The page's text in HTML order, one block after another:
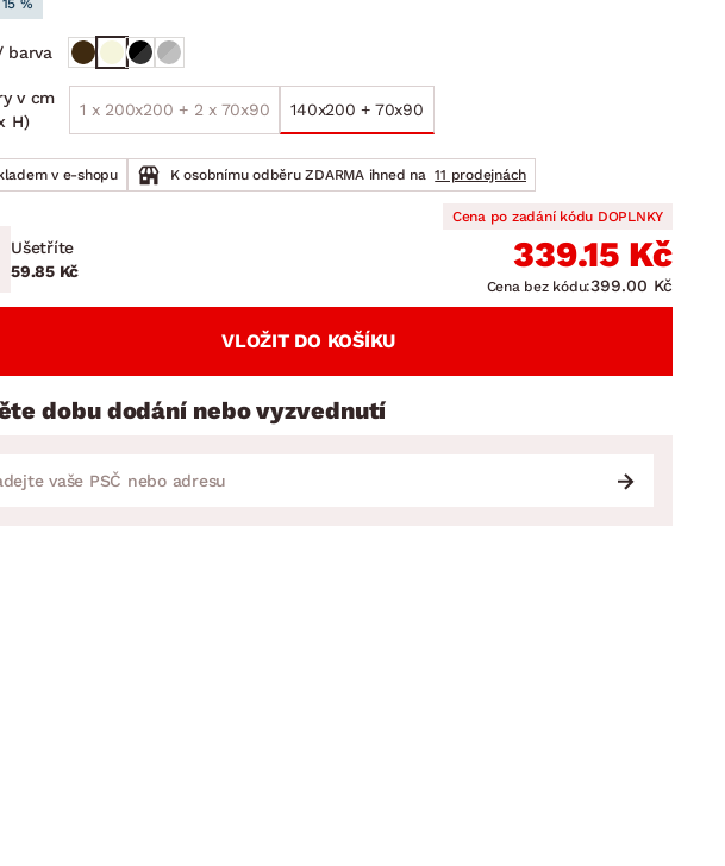
Zahradní sestavy
%
barva
v cm
H)
1 x 200x200 + 2 x 70x90 140x200 + 70x90
v e-shopu K osobnímu odběru ZDARMA ihned na 11 prodejnách
Ušetříte
59.85 Kč
Cena po zadání kódu DOPLNKY
339.15 Kč
Cena bez kódu:399.00 Kč
VLOŽIT DO KOŠÍKU
dobu dodání nebo vyzvednutí